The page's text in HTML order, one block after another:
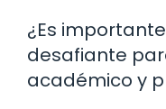
¿Es
desafiante
académico y